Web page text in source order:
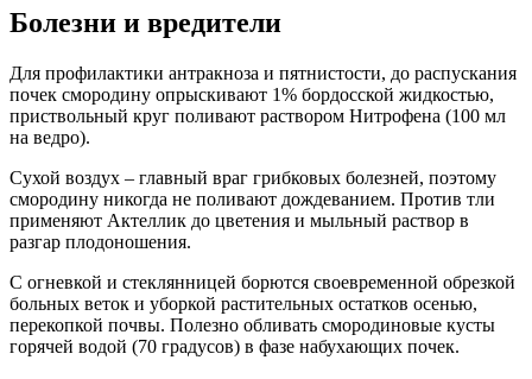
Болезни и вредители
Для профилактики антракноза и пятнистости, до распускания
почек смородину опрыскивают 1% бордосской жидкостью,
приствольный круг поливают раствором Нитрофена (100 мл
на ведро).
Сухой воздух – главный враг грибковых болезней, поэтому
смородину никогда не поливают дождеванием. Против тли
применяют Актеллик до цветения и мыльный раствор в
разгар плодоношения.
С огневкой и стеклянницей борются своевременной обрезкой
больных веток и уборкой растительных остатков осенью,
перекопкой почвы. Полезно обливать смородиновые кусты
горячей водой (70 градусов) в фазе набухающих почек.